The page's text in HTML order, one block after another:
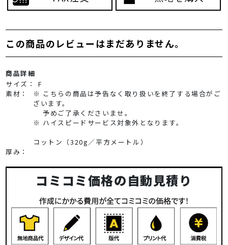
この商品のレビューはまだありません。
商品詳細
サイズ：
F
素材：
※ こちらの商品は予告なく取り扱いを終了する場合がご
ざいます。
予めご了承くださいませ。
※ ハイスピードサービス対象外となります。
コットン（320g／平方メートル）
厚み：
コミコミ価格の自動見積り